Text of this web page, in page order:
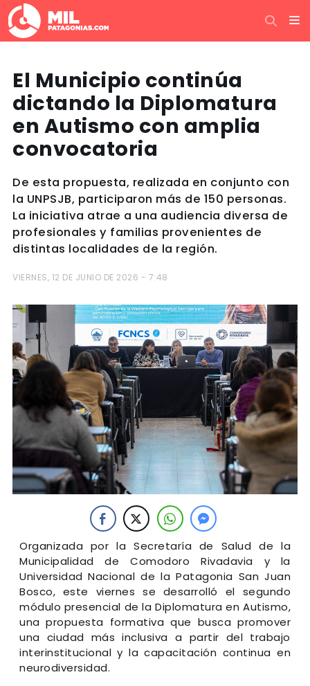
El Municipio continúa
dictando la Diplomatura
en Autismo con amplia
convocatoria
De esta propuesta, realizada en conjunto con
la UNPSJB, participaron más de 150 personas.
La iniciativa atrae a una audiencia diversa de
profesionales y familias provenientes de
distintas localidades de la región.
VIERNES, 12 DE JUNIO DE 2026 - 7:48
Organizada por la Secretaría de Salud de la
Municipalidad de Comodoro Rivadavia y la
Universidad Nacional de la Patagonia San Juan
Bosco, este viernes se desarrolló el segundo
módulo presencial de la Diplomatura en Autismo,
una propuesta formativa que busca promover
una ciudad más inclusiva a partir del trabajo
interinstitucional y la capacitación continua en
neurodiversidad.